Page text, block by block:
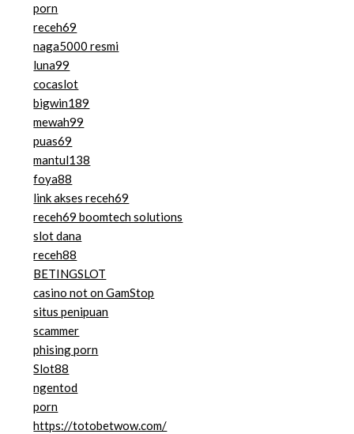
porn
receh69
naga5000 resmi
luna99
cocaslot
bigwin189
mewah99
puas69
mantul138
foya88
link akses receh69
receh69 boomtech solutions
slot dana
receh88
BETINGSLOT
casino not on GamStop
situs penipuan
scammer
phising porn
Slot88
ngentod
porn
https://totobetwow.com/